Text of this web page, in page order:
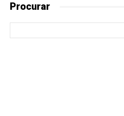
Procurar